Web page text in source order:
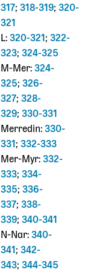
317; 318-319; 320-
321
L: 320-321 ; 322-
323; 324-325
M-Mer: 324-
325; 326-
327; 328-
329; 330-331
Merredin: 330-
331 ; 332-333
Mer-Myr: 332-
333; 334-
335; 336-
337; 338-
339; 340-341
N-Nar: 340-
341 ; 342-
343; 344-345